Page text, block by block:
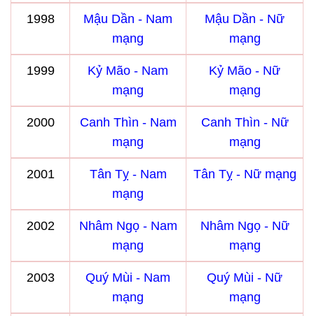
1998
Mậu Dần - Nam
mạng
Mậu Dần - Nữ
mạng
1999
Kỷ Mão - Nam
mạng
Kỷ Mão - Nữ
mạng
2000
Canh Thìn - Nam
mạng
Canh Thìn - Nữ
mạng
2001
Tân Tỵ - Nam
mạng
Tân Tỵ - Nữ mạng
2002
Nhâm Ngọ - Nam
mạng
Nhâm Ngọ - Nữ
mạng
2003
Quý Mùi - Nam
mạng
Quý Mùi - Nữ
mạng